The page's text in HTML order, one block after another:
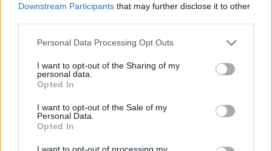
Downstream Participants that may further disclose it to other
Please note that this website/app uses one or more Google
not limited to your visit or usage behaviour. You may click to
grant or deny consent to Google and its third-party tags to
use your data for below specified purposes in below Google
consent section.
Personal Data Processing Opt Outs
I want to opt-out of the Sharing of my
personal data.
Opted In
I want to opt-out of the Sale of my
Personal Data.
Opted In
I want to opt-out of processing my
Hozzászólások
Magyar kutatók vizsgálták a